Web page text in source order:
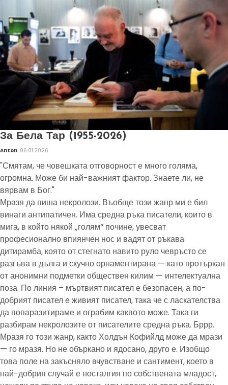
За Бела Тар (1955-2026)
Anton 06.01.2026
"Смятам, че човешката отговорност е много голяма,
огромна. Може би най-важният фактор. Знаете ли, не
вярвам в Бог."
Мразя да пиша некролози. Въобще този жанр ми е бил
винаги антипатичен. Има средна ръка писатели, които в
мига, в който някой „голям“ почине, увесват
професионално впиянчен нос и вадят от ръкава
дитирамба, която от стегнато навито руло чевръсто се
разгъва в дълга и скучно орнаментирана — като протъркан
от анонимни подметки обществен килим — интелектуална
поза. По линия – мъртвият писател е безопасен, а по-
добрият писател е живият писател, така че с ласкателства
да попаразитираме и ограбим каквото може. Така ги
разбирам некролозите от писателите средна ръка. Бррр.
Мразя го този жанр, както Холдън Кофийлд може да мрази
— го мразя. Но не объркано и ядосано, друго е. Изобщо
това поле на закъсняло вчувстване и сантимент, което в
най-добрия случай е носталгия по собствената младост,